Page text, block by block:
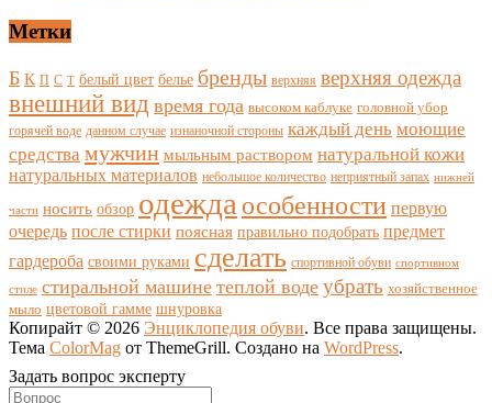
Метки
Б К П С Т белый цвет белье бренды верхняя верхняя одежда
внешний вид время года высоком каблуке головной убор
горячей воде данном случае изнаночной стороны каждый день моющие
средства мужчин мыльным раствором натуральной кожи
натуральных материалов небольшое количество неприятный запах нижней
части носить обзор одежда особенности первую
очередь после стирки поясная правильно подобрать предмет
гардероба своими руками сделать спортивной обуви спортивном
стиле стиральной машине теплой воде убрать хозяйственное
мыло цветовой гамме шнуровка
Копирайт © 2026 Энциклопедия обуви. Все права защищены.
Тема ColorMag от ThemeGrill. Создано на WordPress.
Задать вопрос эксперту